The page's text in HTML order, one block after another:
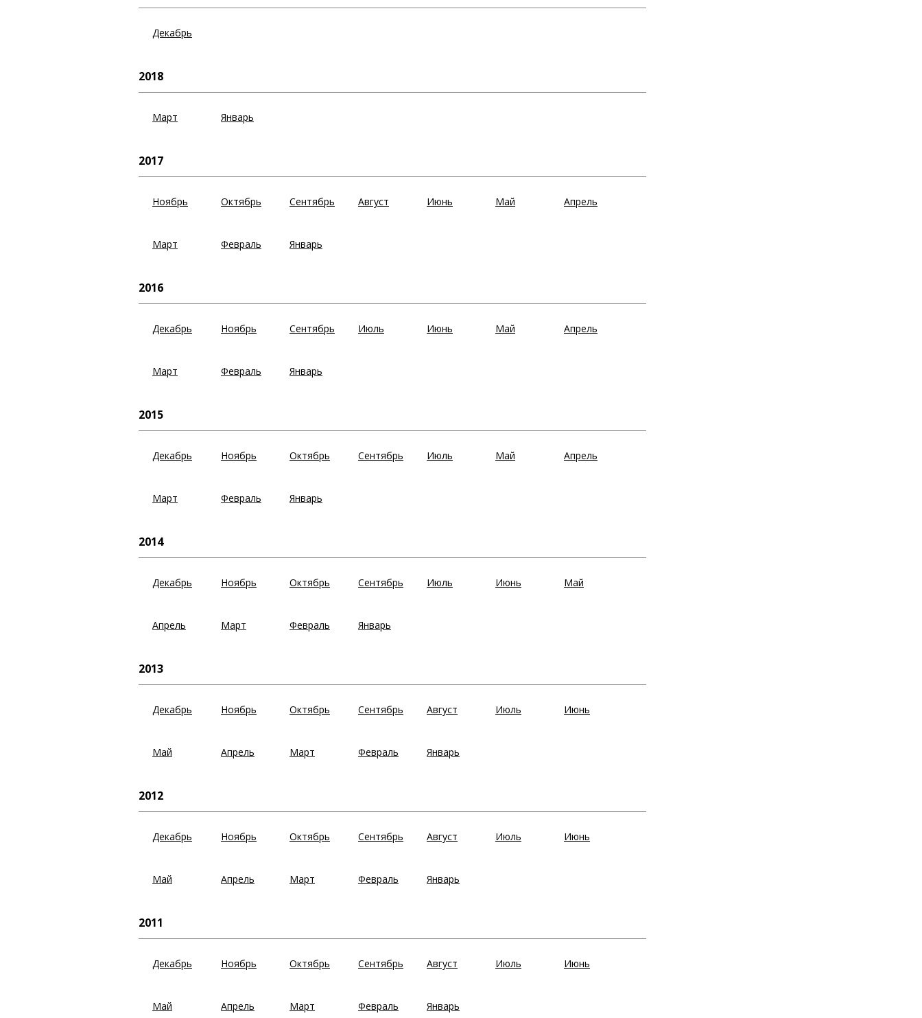
Декабрь
2018
Март Январь
2017
Ноябрь Октябрь Сентябрь Август Июнь Май Апрель
Март Февраль Январь
2016
Декабрь Ноябрь Сентябрь Июль Июнь Май Апрель
Март Февраль Январь
2015
Декабрь Ноябрь Октябрь Сентябрь Июль Май Апрель
Март Февраль Январь
2014
Декабрь Ноябрь Октябрь Сентябрь Июль Июнь Май
Апрель Март Февраль Январь
2013
Декабрь Ноябрь Октябрь Сентябрь Август Июль Июнь
Май Апрель Март Февраль Январь
2012
Декабрь Ноябрь Октябрь Сентябрь Август Июль Июнь
Май Апрель Март Февраль Январь
2011
Декабрь Ноябрь Октябрь Сентябрь Август Июль Июнь
Май Апрель Март Февраль Январь